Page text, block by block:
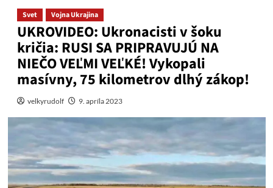
Svet Vojna Ukrajina
UKROVIDEO: Ukronacisti v šoku
kričia: RUSI SA PRIPRAVUJÚ NA
NIEČO VEĽMI VEĽKÉ! Vykopali
masívny, 75 kilometrov dlhý zákop!
velkyrudolf 9. apríla 2023